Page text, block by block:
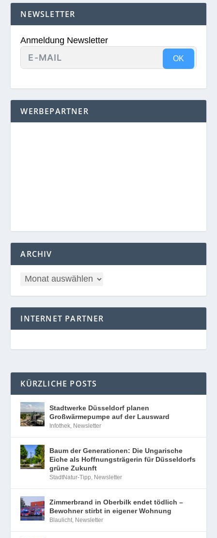
NEWSLETTER
Anmeldung Newsletter
OK
WERBEPARTNER
ARCHIV
INTERNET PARTNER
KÜRZLICHE POSTS
Stadtwerke Düsseldorf planen
Großwärmepumpe auf der Lausward
Infothek Newsletter
Baum der Generationen: Die Ungarische
Eiche als Hoffnungsträgerin für Düsseldorfs
grüne Zukunft
StadtNatur-Tipp Newsletter
Zimmerbrand in Oberbilk endet tödlich –
Bewohner stirbt in eigener Wohnung
Blaulicht Newsletter